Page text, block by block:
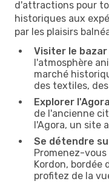
d'attractions pour
historiques aux
par les plaisirs
Visiter le
l'atmosphère
marché
des textiles,
Explorer
de l'ancienne
l'Agora, un site
Se détendre
Promenez-
Kordon, bordée
profitez de la